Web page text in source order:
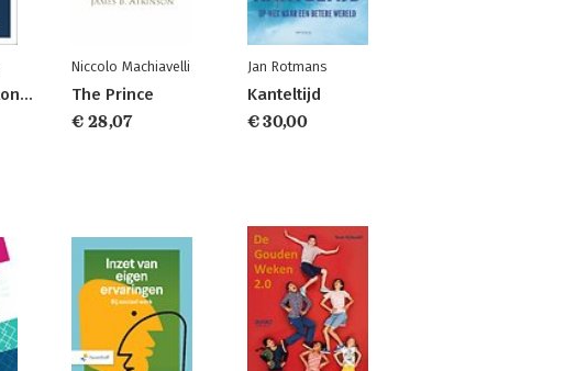
Informatieautonomie
Niccolo Machiavelli
The Prince
€ 28,07
Jan Rotmans
Kanteltijd
€ 30,00